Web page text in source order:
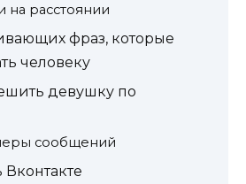
на расстоянии
фраз, которые
человеку
девушку по
сообщений
Вконтакте